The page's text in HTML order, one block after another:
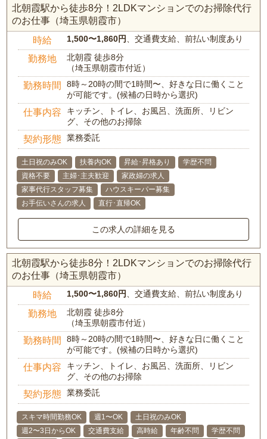
北朝霞駅から徒歩8分！2LDKマンションでのお掃除代行
のお仕事（埼玉県朝霞市）
時給 1,500〜1,860円 、交通費支給、前払い制度あり
勤務地
北朝霞 徒歩8分
（埼玉県朝霞市付近）
勤務時間
8時～20時の間で1時間〜、好きな日に働くこと
が可能です。(候補の日時から選択)
仕事内容
キッチン、トイレ、お風呂、洗面所、リビン
グ、その他のお掃除
契約形態 業務委託
土日祝のみOK 扶養内OK 昇給･昇格あり
学歴不問
資格不要
主婦･主夫歓迎
家政婦の求人
家事代行スタッフ募集
ハウスキーパー募集
お手伝いさんの求人
直行･直帰OK
この求人の詳細を見る
北朝霞駅から徒歩8分！2LDKマンションでのお掃除代行
のお仕事（埼玉県朝霞市）
時給 1,500〜1,860円 、交通費支給、前払い制度あり
勤務地
北朝霞 徒歩8分
（埼玉県朝霞市付近）
勤務時間
8時～20時の間で1時間〜、好きな日に働くこと
が可能です。(候補の日時から選択)
仕事内容
キッチン、トイレ、お風呂、洗面所、リビン
グ、その他のお掃除
契約形態 業務委託
スキマ時間勤務OK 週1〜OK
土日祝のみOK
週2〜3日からOK
交通費支給 高時給 年齢不問
学歴不問